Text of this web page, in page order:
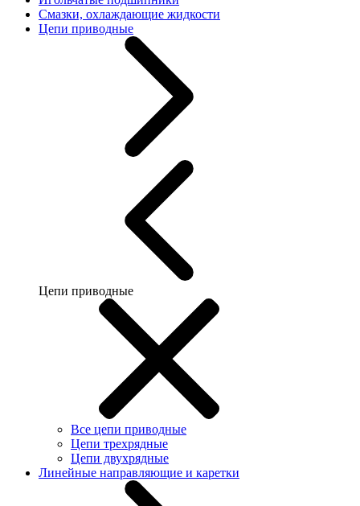
Смазки, охлаждающие жидкости
Цепи приводные
Цепи приводные
Все цепи приводные
Цепи трехрядные
Цепи двухрядные
Линейные направляющие и каретки